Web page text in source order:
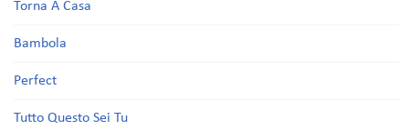
Torna A Casa
Bambola
Perfect
Tutto Questo Sei Tu